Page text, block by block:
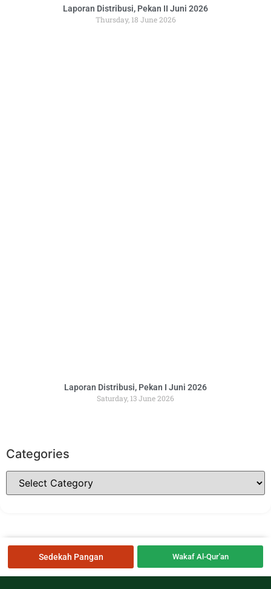
Laporan Distribusi, Pekan II Juni 2026
Thursday, 18 June 2026
Laporan Distribusi, Pekan I Juni 2026
Saturday, 13 June 2026
Categories
Sedekah Pangan Wakaf Al-Qur'an